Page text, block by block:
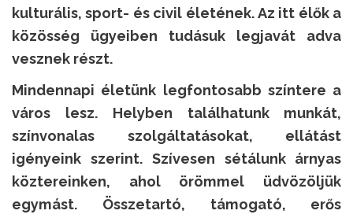
kulturális, sport- és civil életének. Az itt élők a
közösség ügyeiben tudásuk legjavát adva
vesznek részt.
Mindennapi életünk legfontosabb színtere a
város lesz. Helyben találhatunk munkát,
színvonalas szolgáltatásokat, ellátást
igényeink szerint. Szívesen sétálunk árnyas
köztereinken, ahol örömmel üdvözöljük
egymást. Összetartó, támogató, erős